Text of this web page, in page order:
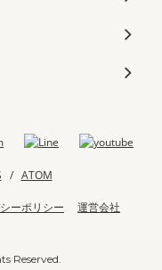
/ ATOM
ーポリシー 運営会社
Reserved.